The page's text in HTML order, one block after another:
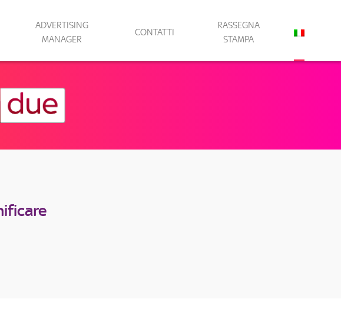
ADVERTISING
MANAGER
CONTATTI
RASSEGNA
STAMPA